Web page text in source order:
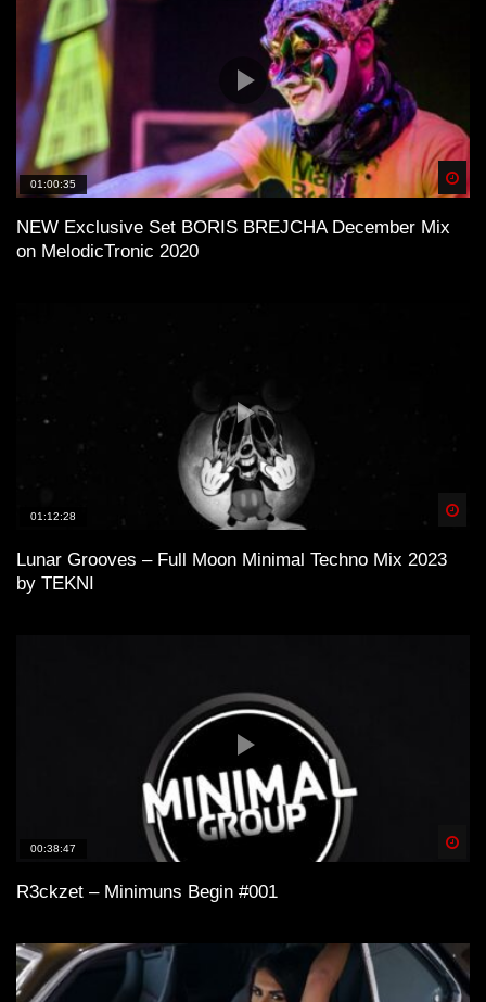
01:00:35
NEW Exclusive Set BORIS BREJCHA December Mix
on MelodicTronic 2020
01:12:28
Lunar Grooves – Full Moon Minimal Techno Mix 2023
by TEKNI
00:38:47
R3ckzet – Minimuns Begin #001